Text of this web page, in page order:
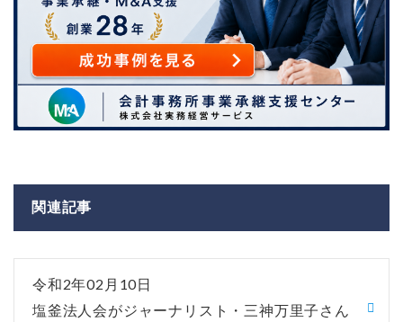
関連記事
令和2年02月10日
塩釜法人会がジャーナリスト・三神万里子さん